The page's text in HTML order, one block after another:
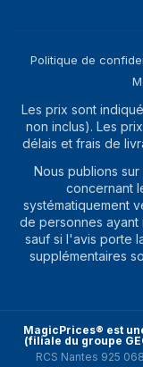
Politique de
Les prix sont
non inclus). Les
délais et frais de
Nous publions
concernant
systématiquement
de personnes ayant
sauf si l'avis porte
supplémentaires
MagicPrices® est
(filiale du groupe
RCS Nantes 925